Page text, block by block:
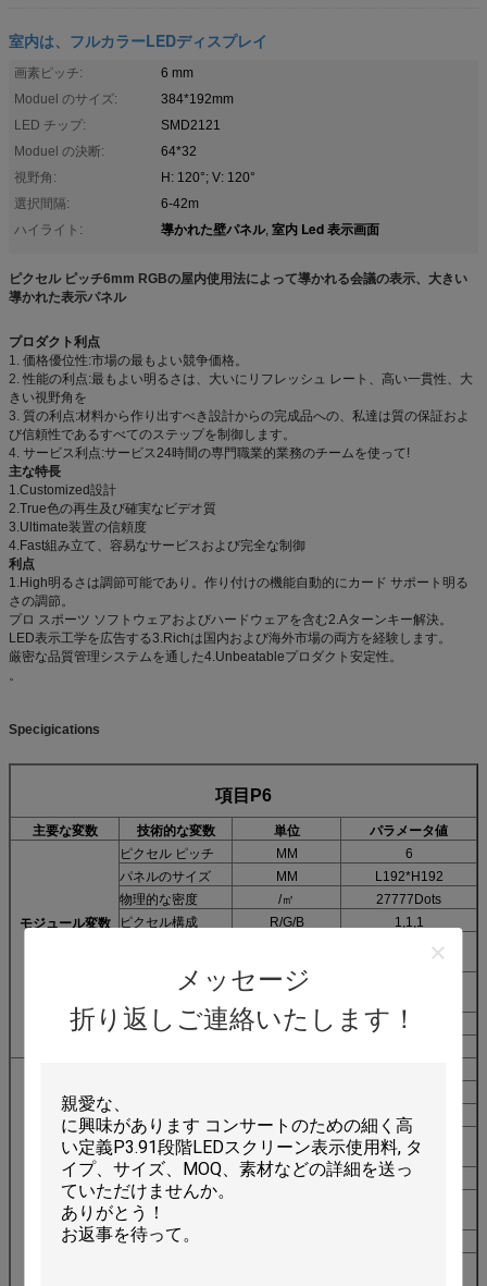
メッセージ
折り返しご連絡いたします！
室内は、フルカラーLEDディスプレイ
画素ピッチ:
6 mm
Moduel のサイズ:
384*192mm
LED チップ:
SMD2121
Moduel の決断:
64*32
視野角:
H: 120°; V: 120°
選択間隔:
6-42m
ハイライト:
導かれた壁パネル, 室内 Led 表示画面
ピクセル ピッチ6mm RGBの屋内使用法によって導かれる会議の表示、大きい
導かれた表示パネル
プロダクト利点
1. 価格優位性:市場の最もよい競争価格。
2. 性能の利点:最もよい明るさは、大いにリフレッシュ レート、高い一貫性、大
きい視野角を
3. 質の利点:材料から作り出すべき設計からの完成品への、私達は質の保証およ
び信頼性であるすべてのステップを制御します。
4. サービス利点:サービス24時間の専門職業的業務のチームを使って!
主な特長
1.Customized設計
2.True色の再生及び確実なビデオ質
3.Ultimate装置の信頼度
4.Fast組み立て、容易なサービスおよび完全な制御
利点
1.High明るさは調節可能であり。作り付けの機能自動的にカード サポート明る
さの調節。
プロ スポーツ ソフトウェアおよびハードウェアを含む2.Aターンキー解決。
LED表示工学を広告する3.Richは国内および海外市場の両方を経験します。
厳密な品質管理システムを通した4.Unbeatableプロダクト安定性。
。
Specigications
項目P6
主要な変数 技術的な変数 単位 パラメータ値
モジュール変数
ピクセル ピッチ MM
6
パネルのサイズ
MM
L192*H192
物理的な密度
/㎡
27777Dots
ピクセル構成
R/G/B
1,1,1
Constan現在の
1/16scan
Encapsulotion
SMD
表示resulotion 点
64*32
最高力
W
860
キャビネット サイ
ズ
MM L768*H768
フレームの頻度 Hz
≥60
頻度を新たになっ
て下さい
平衡の明るさ